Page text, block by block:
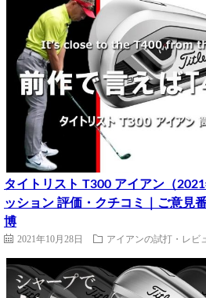
タイトリスト T300 アイアン（
ッション 評価・クチコミ｜ご意見
博
2021年10月28日 アイアンの試打・レビ